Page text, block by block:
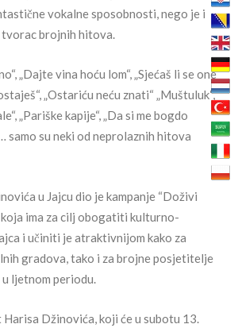
vokalne sposobnosti, nego je i
brojnih hitova.
„Dajte vina hoću lom“, „Sjećaš li se one
„Ostariću neću znati“ „Muštuluk“,
„Pariške kapije“, „Da si me bogdo
samo su neki od neprolaznih hitova
u Jajcu dio je kampanje “Doživi
koja ima za cilj obogatiti kulturno-
i učiniti je atraktivnijom kako za
gradova, tako i za brojne posjetitelje
ljetnom periodu.
Džinovića, koji će u subotu 13.